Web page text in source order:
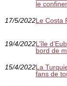
le
17/5/2022Le Costa
19/4/2022L’île
bord de
15/4/2022La
fans de